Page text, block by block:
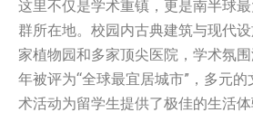
这里不仅是学术重镇，更是南半球
群所在地。校园内古典建筑与现代
家植物园和多家顶尖医院，学术氛
年被评为“全球最宜居城市”，多元
术活动为留学生提供了极佳的生活体